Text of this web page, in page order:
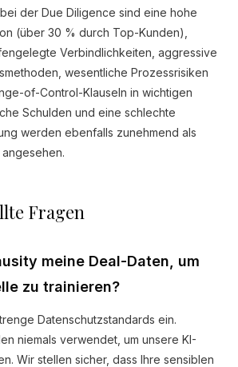
der Due Diligence sind eine hohe
(über 30 % durch Top-Kunden),
Verbindlichkeiten, aggressive
wesentliche Prozessrisiken
of-Control-Klauseln in wichtigen
Schulden und eine schlechte
werden ebenfalls zunehmend als
Fragen
meine Deal-Daten, um
zu trainieren?
Datenschutzstandards ein.
niemals verwendet, um unsere KI-
Wir stellen sicher, dass Ihre sensiblen